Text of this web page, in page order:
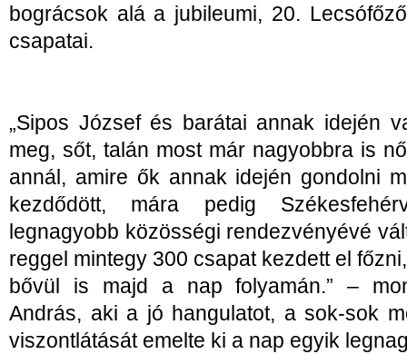
bográcsok alá a jubileumi, 20.
csapatai.
„Sipos József és barátai annak idején
meg, sőt, talán most már nagyobbra is
annál, amire ők annak idején gondolni
kezdődött, mára pedig
legnagyobb közösségi rendezvényévé
reggel mintegy 300 csapat kezdett el
bővül is majd a nap folyamán.” –
András, aki a jó hangulatot, a sok-sok
viszontlátását emelte ki a nap egyik